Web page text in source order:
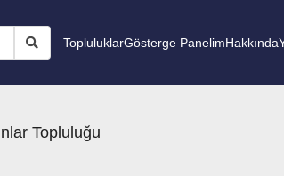
TopluluklarGösterge PanelimHakkında
Topluluğu